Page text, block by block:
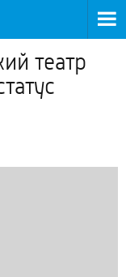
театр